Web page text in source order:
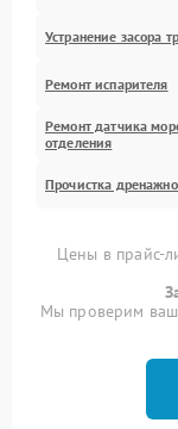
Устранение засора
Ремонт испарителя
Ремонт датчика
отделения
Прочистка
Цены в прайс-
Мы проверим